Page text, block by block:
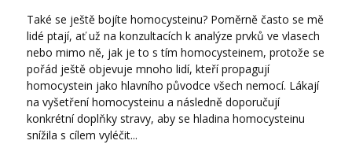
Také se ještě bojíte homocysteinu? Poměrně často se mě
lidé ptají, ať už na konzultacích k analýze prvků ve vlasech
nebo mimo ně, jak je to s tím homocysteinem, protože se
pořád ještě objevuje mnoho lidí, kteří propagují
homocystein jako hlavního původce všech nemocí. Lákají
na vyšetření homocysteinu a následně doporučují
konkrétní doplňky stravy, aby se hladina homocysteinu
snížila s cílem vyléčit...